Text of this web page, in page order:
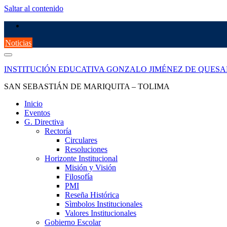
Saltar al contenido
Noticias
INSTITUCIÓN EDUCATIVA GONZALO JIMÉNEZ DE
SAN SEBASTIÁN DE MARIQUITA – TOLIMA
Inicio
Eventos
G. Directiva
Rectoría
Circulares
Resoluciones
Horizonte Institucional
Misión y Visión
Filosofía
PMI
Reseña Histórica
Sìmbolos Institucionales
Valores Institucionales
Gobierno Escolar